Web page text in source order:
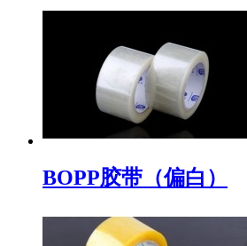
BOPP胶带（偏白）